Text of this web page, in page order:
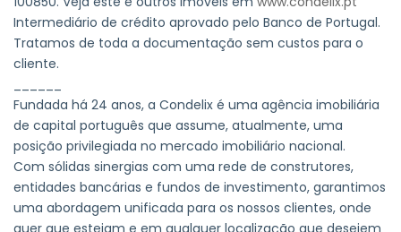
Intermediário de crédito aprovado pelo Banco de Portugal.
Tratamos de toda a documentação sem custos para o
cliente.
Fundada há 24 anos, a Condelix é uma agência imobiliária
de capital português que assume, atualmente, uma
posição privilegiada no mercado imobiliário nacional.
Com sólidas sinergias com uma rede de construtores,
entidades bancárias e fundos de investimento, garantimos
uma abordagem unificada para os nossos clientes, onde